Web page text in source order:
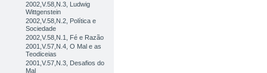
2002,V.58,N.3, Ludwig
Wittgenstein
2002,V.58,N.2, Política e
Sociedade
2002,V.58,N.1, Fé e Razão
2001,V.57,N.4, O Mal e as
Teodiceias
2001,V.57,N.3, Desafios do
Mal